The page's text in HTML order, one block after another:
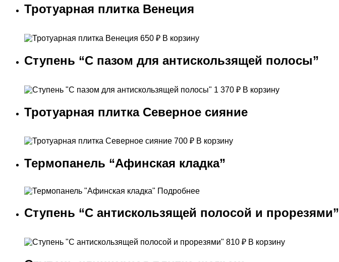
Тротуарная плитка Венеция
650 ₽ В корзину
Ступень “С пазом для антискользящей полосы”
1 370 ₽ В корзину
Тротуарная плитка Северное сияние
700 ₽ В корзину
Термопанель “Афинская кладка”
Подробнее
Ступень “С антискользящей полосой и прорезями”
810 ₽ В корзину